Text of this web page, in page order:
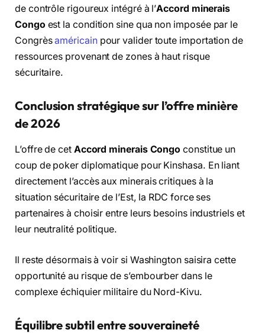
de contrôle rigoureux intégré à l’Accord minerais
Congoest la condition sine qua non imposée par le
Congrèsaméricainpour valider toute importation de
ressources provenant de zones à haut risque
sécuritaire.
Conclusion stratégique sur l’offre minière
de 2026
L’offre de cet Accord minerais Congo constitue un
coup de poker diplomatique pour Kinshasa. En liant
directement l’accès aux minerais critiques à la
situation sécuritaire de l’Est, la RDC force ses
partenaires à choisir entre leurs besoins industriels et
leur neutralité politique.
Il reste désormais à voir si Washington saisira cette
opportunité au risque de s’embourber dans le
complexe échiquier militaire du Nord-Kivu.
Équilibre subtil entre souveraineté